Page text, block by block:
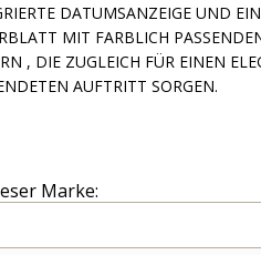
DATUMSANZEIGE UND
MIT FARBLICH
, DIE ZUGLEICH FÜR EINEN
AUFTRITT SORGEN.
Marke: